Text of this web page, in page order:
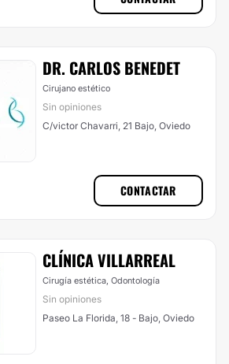
DR. CARLOS BENEDET
Cirujano estético
Sin opiniones
C/victor Chavarri, 21 Bajo, Oviedo
CONTACTAR
CLÍNICA VILLARREAL
Cirugía estética, Odontología
Sin opiniones
Paseo La Florida, 18 - Bajo, Oviedo